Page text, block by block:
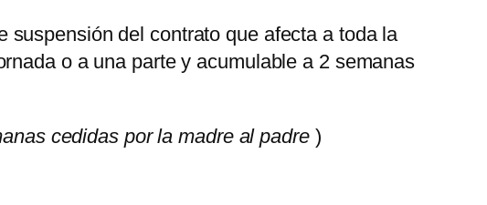
suspensión del contrato que afecta a toda la
o a una parte y acumulable a 2 semanas
cedidas por la madre al padre)